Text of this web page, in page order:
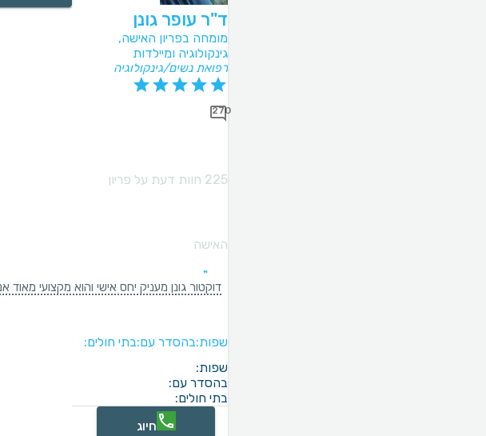
ד"ר עופר גונן
מומחה בפריון האישה,
גינקולוגיה ומיילדות
רפואת נשים/גינקולוגיה
270
225 חוות דעת על פריון
האישה
דוקטור גונן מעניק יחס אישי והוא מקצועי מאוד אני
שפות:בהסדר עם:בתי חולים:
שפות:
בהסדר עם:
בתי חולים:
חיוג